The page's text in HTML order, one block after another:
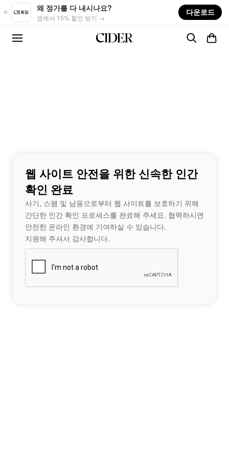
Skip to main content
왜 정가를 다 내시나요?
앱에서 15% 할인 받기 →
다운로드
웹 사이트 안전을 위한 신속한 인간
확인 완료
사기, 스팸 및 남용으로부터 웹 사이트를 보호하기 위해
간단한 인간 확인 프로세스를 완료해 주세요. 협력하시면
안전한 온라인 환경에 기여하실 수 있습니다.
지원해 주셔서 감사합니다.